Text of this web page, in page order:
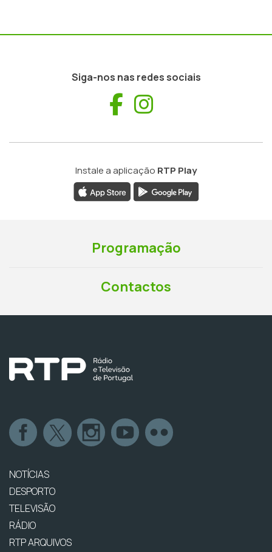
Siga-nos nas redes sociais
Facebook
Instale a aplicação RTP Play
Programação
Contactos
NOTÍCIAS
DESPORTO
TELEVISÃO
RÁDIO
RTP ARQUIVOS